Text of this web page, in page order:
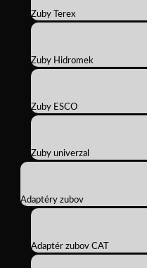
Zuby Terex
Zuby Hidromek
Zuby ESCO
Zuby univerzal
Adaptéry zubov
Adaptér zubov CAT